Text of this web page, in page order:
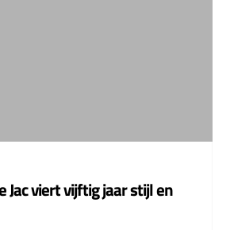
Jac viert vijftig jaar stijl en